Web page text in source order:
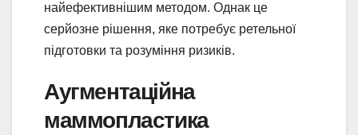
найефективнішим методом. Однак це
серйозне рішення, яке потребує ретельної
підготовки та розуміння ризиків.
Аугментаційна
маммопластика